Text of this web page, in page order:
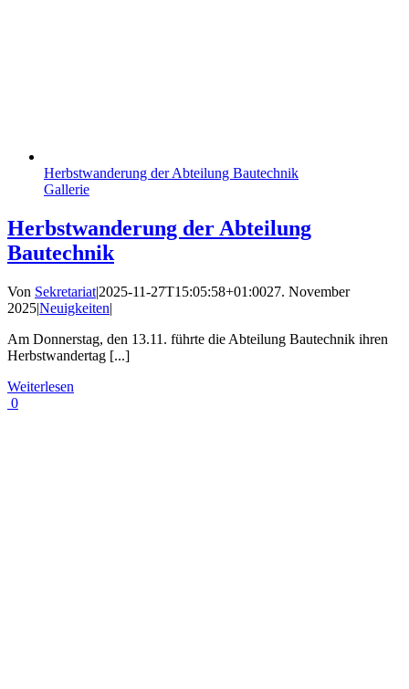
Herbstwanderung der Abteilung Bautechnik
Gallerie
Herbstwanderung der Abteilung
Bautechnik
Von Sekretariat|2025-11-27T15:05:58+01:0027. November
2025|Neuigkeiten|
Am Donnerstag, den 13.11. führte die Abteilung Bautechnik ihren
Herbstwandertag [...]
Weiterlesen
0